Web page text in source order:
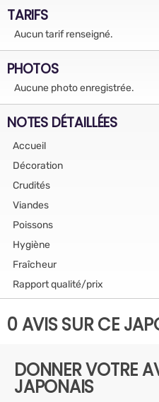
TARIFS
Aucun tarif renseigné.
PHOTOS
Aucune photo enregistrée.
NOTES DÉTAILLÉES
Accueil
Décoration
Crudités
Viandes
Poissons
Hygiène
Fraîcheur
Rapport qualité/prix
0 AVIS SUR CE
DONNER VOTRE
JAPONAIS